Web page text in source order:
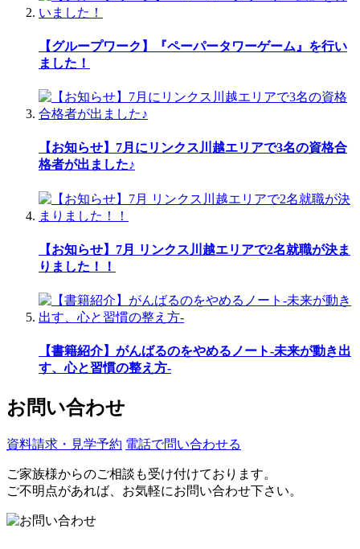
【グループワーク】『ペーパータワーゲーム』を行い
ました！
【お知らせ】7月にリンクス川越エリアで3名の資格合
格者が出ました♪
【お知らせ】7月 リンクス川越エリアで2名就職が決ま
りました！！
【書籍紹介】がんばるのをやめるノート-未来が動き出
す、心と習慣の整え方-
お問い合わせ
資料請求・見学予約 電話で問い合わせる
ご家族様からのご相談も受け付けております。
ご不明点があれば、お気軽にお問い合わせ下さい。